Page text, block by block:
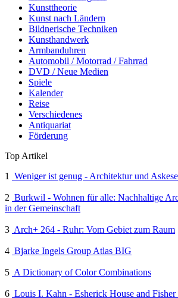
Kunsttheorie
Kunst nach Ländern
Bildnerische Techniken
Kunsthandwerk
Armbanduhren
Automobil / Motorrad / Fahrrad
DVD / Neue Medien
Spiele
Kalender
Reise
Verschiedenes
Antiquariat
Förderung
Top Artikel
1
Weniger ist genug - Architektur und Askese
2 Burkwil - Wohnen für alle: Nachhaltige
in der Gemeinschaft
3 Arch+ 264 - Ruhr: Vom Gebiet zum Raum
4 Bjarke Ingels Group Atlas BIG
5 A Dictionary of Color Combinations
6 Louis I. Kahn - Esherick House and Fisher